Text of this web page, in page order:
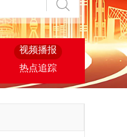
视频播报
热点追踪